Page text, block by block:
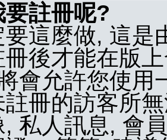
註冊呢?
這麼做, 這是
後才能在版
會允許您使
冊的訪客所
私人訊息, 會